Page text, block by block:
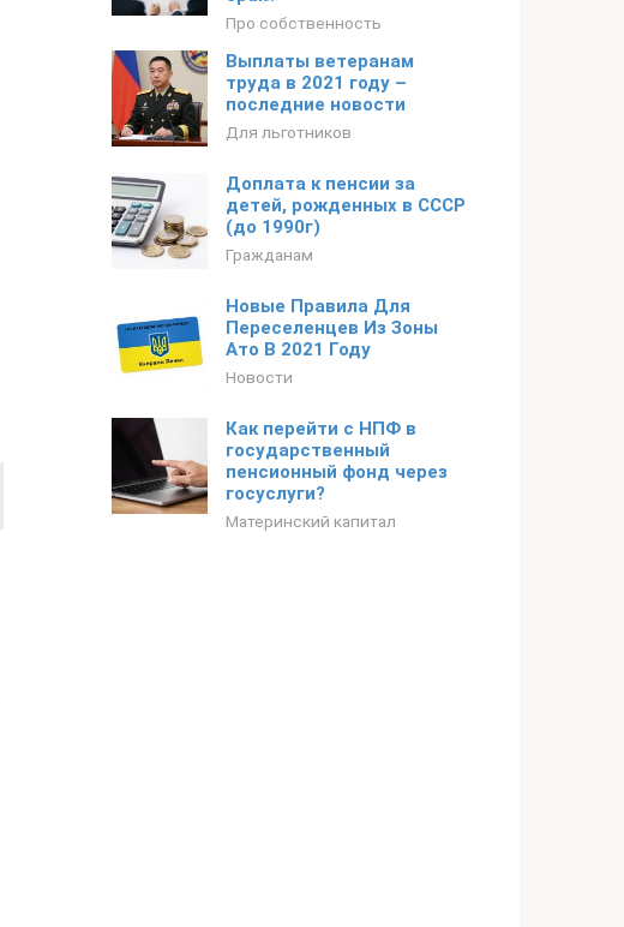
Про собственность
Выплаты ветеранам
труда в 2021 году –
последние новости
Для льготников
Доплата к пенсии за
детей, рожденных в СССР
(до 1990г)
Гражданам
Новые Правила Для
Переселенцев Из Зоны
Ато В 2021 Году
Новости
Как перейти с НПФ в
государственный
пенсионный фонд через
госуслуги?
Материнский капитал